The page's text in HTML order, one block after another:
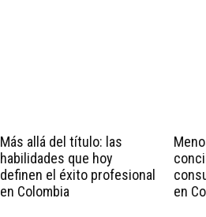
Más allá del título: las
habilidades que hoy
definen el éxito profesional
en Colombia
en